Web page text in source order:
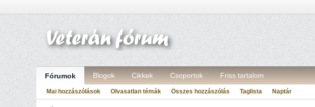
Fórumok Blogok Cikkek Csoportok Friss tartalom
Mai hozzászólások Olvasatlan témák Összes hozzászólás Taglista Naptár